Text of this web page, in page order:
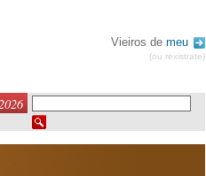
Vieiros de meu
(ou rexistrate)